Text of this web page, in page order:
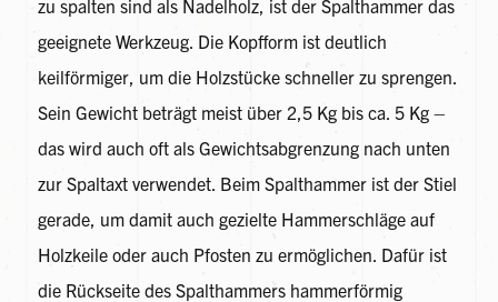
zu spalten sind als Nadelholz, ist der Spalthammer das
geeignete Werkzeug. Die Kopfform ist deutlich
keilförmiger, um die Holzstücke schneller zu sprengen.
Sein Gewicht beträgt meist über 2,5 Kg bis ca. 5 Kg –
das wird auch oft als Gewichtsabgrenzung nach unten
zur Spaltaxt verwendet. Beim Spalthammer ist der Stiel
gerade, um damit auch gezielte Hammerschläge auf
Holzkeile oder auch Pfosten zu ermöglichen. Dafür ist
die Rückseite des Spalthammers hammerförmig